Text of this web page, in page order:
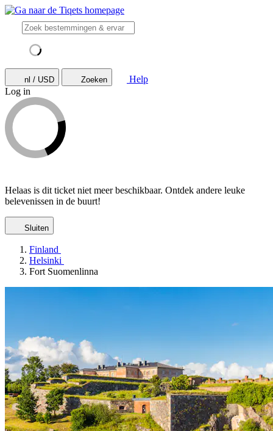
nl / USD Zoeken
Help
Log in
Helaas is dit ticket niet meer beschikbaar. Ontdek andere leuke
belevenissen in de buurt!
Sluiten
Finland
Helsinki
Fort Suomenlinna